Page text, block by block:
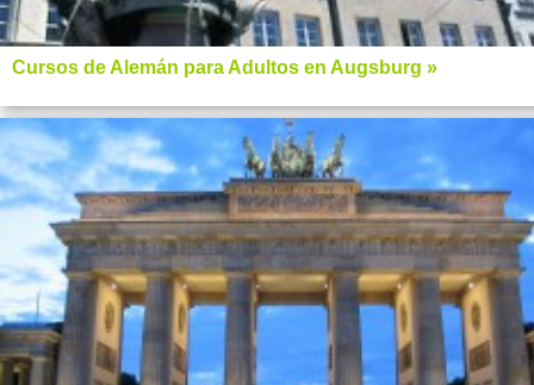
Cursos de Alemán para Adultos en Augsburg »